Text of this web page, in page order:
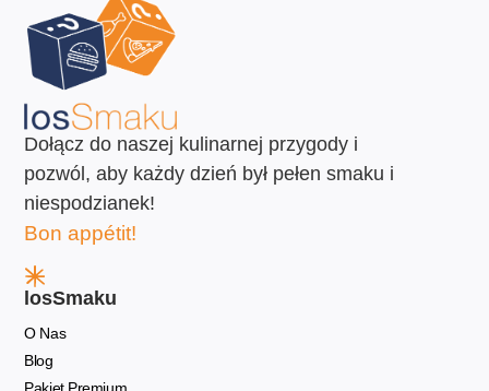
Dołącz do naszej kulinarnej przygody i
pozwól, aby każdy dzień był pełen smaku i
niespodzianek!
Bon appétit!
losSmaku
O Nas
Blog